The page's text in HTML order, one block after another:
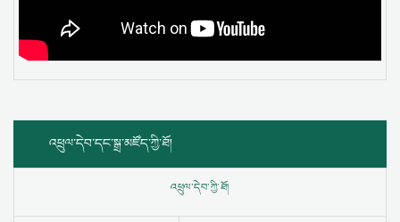
འཕྲུལ་དེབ་དང་སྒྲ་མཛོད་ཀྱི་ཐོ།
འཕྲུལ་དེབ་ཀྱི་ཐོ།